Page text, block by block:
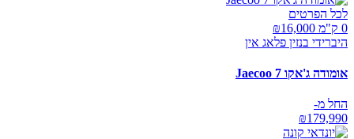
לכל הפרטים
0 ק"מ ₪
16,000
היברידי בנזין פלאג אין
אומודה ג'אקו Jaecoo 7
החל מ-
₪179,990